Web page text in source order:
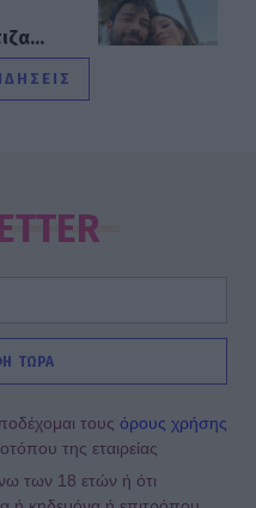
ΤΩΡΑ
τους όρους χρήσης
της εταιρείας
των 18 ετών ή ότι